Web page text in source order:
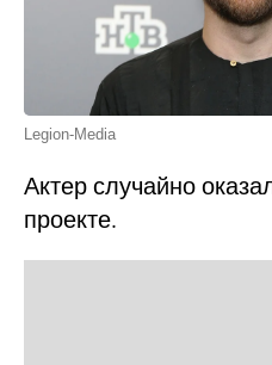
Legion-Media
Актер случайно
проекте.